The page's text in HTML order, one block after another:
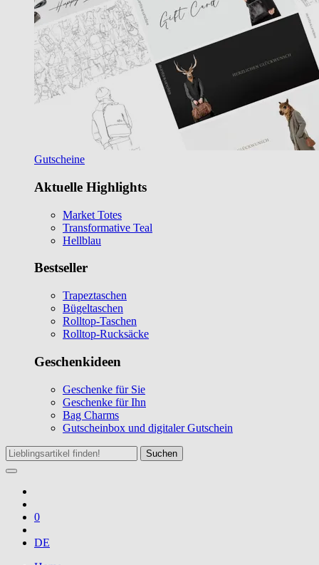
Gutscheine
Aktuelle Highlights
Market Totes
Transformative Teal
Hellblau
Bestseller
Trapeztaschen
Bügeltaschen
Rolltop-Taschen
Rolltop-Rucksäcke
Geschenkideen
Geschenke für Sie
Geschenke für Ihn
Bag Charms
Gutscheinbox und digitaler Gutschein
Suchen
0
DE